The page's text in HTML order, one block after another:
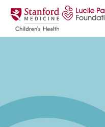
Lumaktaw sa nilalaman